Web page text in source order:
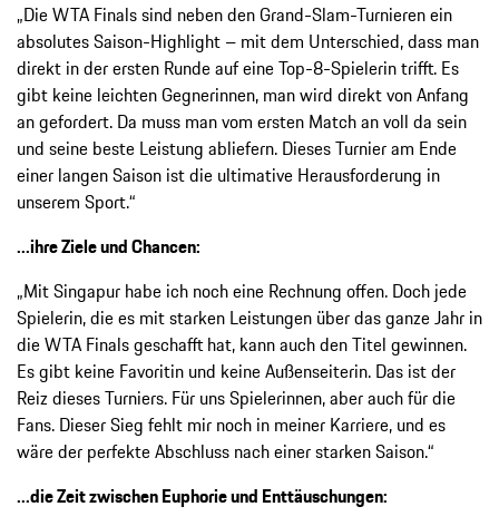
„Die WTA Finals sind neben den Grand-Slam-Turnieren ein
absolutes Saison-Highlight – mit dem Unterschied, dass man
direkt in der ersten Runde auf eine Top-8-Spielerin trifft. Es
gibt keine leichten Gegnerinnen, man wird direkt von Anfang
an gefordert. Da muss man vom ersten Match an voll da sein
und seine beste Leistung abliefern. Dieses Turnier am Ende
einer langen Saison ist die ultimative Herausforderung in
unserem Sport.“
...ihre Ziele und Chancen:
„Mit Singapur habe ich noch eine Rechnung offen. Doch jede
Spielerin, die es mit starken Leistungen über das ganze Jahr in
die WTA Finals geschafft hat, kann auch den Titel gewinnen.
Es gibt keine Favoritin und keine Außenseiterin. Das ist der
Reiz dieses Turniers. Für uns Spielerinnen, aber auch für die
Fans. Dieser Sieg fehlt mir noch in meiner Karriere, und es
wäre der perfekte Abschluss nach einer starken Saison.“
...die Zeit zwischen Euphorie und Enttäuschungen: